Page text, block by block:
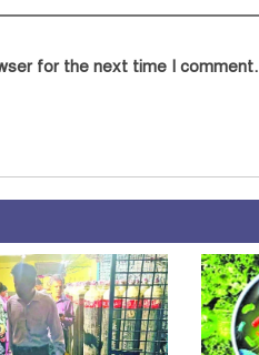
for the next time I comment.